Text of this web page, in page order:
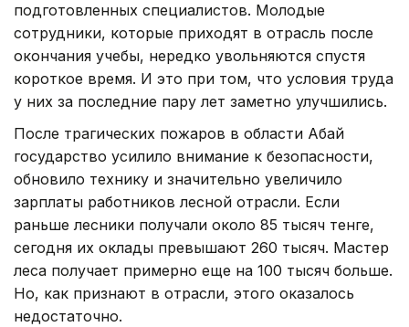
подготовленных специалистов. Молодые
сотрудники, которые приходят в отрасль после
окончания учебы, нередко увольняются спустя
короткое время. И это при том, что условия труда
у них за последние пару лет заметно улучшились.
После трагических пожаров в области Абай
государство усилило внимание к безопасности,
обновило технику и значительно увеличило
зарплаты работников лесной отрасли. Если
раньше лесники получали около 85 тысяч тенге,
сегодня их оклады превышают 260 тысяч. Мастер
леса получает примерно еще на 100 тысяч больше.
Но, как признают в отрасли, этого оказалось
недостаточно.